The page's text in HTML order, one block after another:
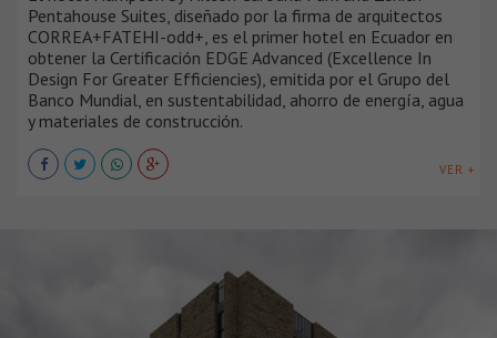
Pentahouse Suites, diseñado por la firma de arquitectos
CORREA+FATEHI-odd+, es el primer hotel en Ecuador en
obtener la Certificación EDGE Advanced (Excellence In
Design For Greater Efficiencies), emitida por el Grupo del
Banco Mundial, en sustentabilidad, ahorro de energía, agua
y materiales de construcción.
VER +